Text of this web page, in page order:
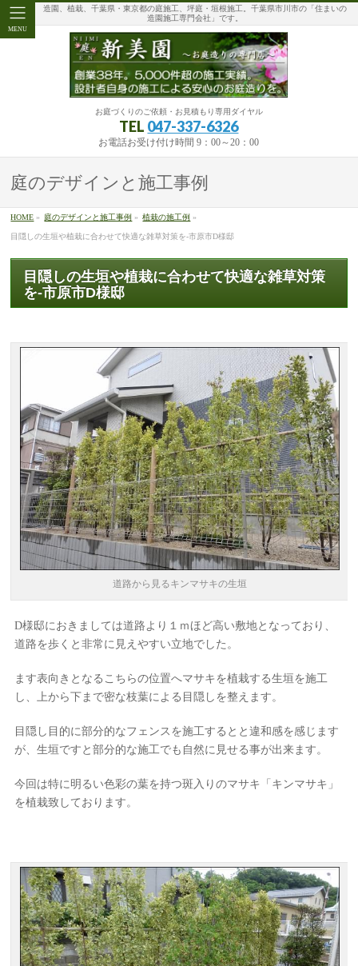
MENU
造園、植栽、千葉県・東京都の庭施工、坪庭・垣根施工。千葉県市川市の「住まいの
造園施工専門会社」です。
お庭づくりのご依頼・お見積もり専用ダイヤル
TEL 047-337-6326
お電話お受け付け時間 9：00～20：00
庭のデザインと施工事例
HOME » 庭のデザインと施工事例 » 植栽の施工例 »
目隠しの生垣や植栽に合わせて快適な雑草対策を-市原市D様邸
目隠しの生垣や植栽に合わせて快適な雑草対策
を-市原市D様邸
道路から見るキンマサキの生垣
D様邸におきましては道路より１ｍほど高い敷地となっており、
道路を歩くと非常に見えやすい立地でした。
ます表向きとなるこちらの位置へマサキを植栽する生垣を施工
し、上から下まで密な枝葉による目隠しを整えます。
目隠し目的に部分的なフェンスを施工するとと違和感を感じます
が、生垣ですと部分的な施工でも自然に見せる事が出来ます。
今回は特に明るい色彩の葉を持つ斑入りのマサキ「キンマサキ」
を植栽致しております。